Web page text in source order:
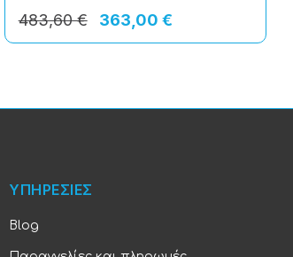
363,00 €
483,60 €
ΥΠΗΡΕΣΙΕΣ
Blog